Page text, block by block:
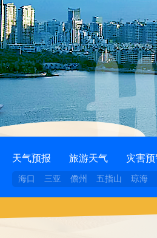
天气预报 旅游天气 灾害
海口 三亚 儋州 五指山 琼海